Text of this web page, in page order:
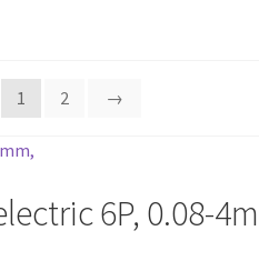
1 2 →
6P, 0.08-